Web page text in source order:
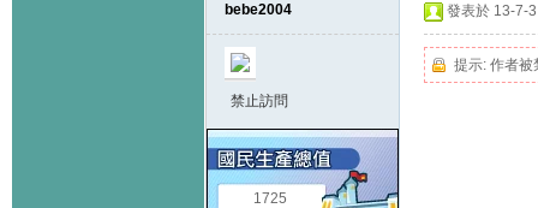
bebe2004
禁止訪問
1725
發表於 13-7-
提示: 作者被